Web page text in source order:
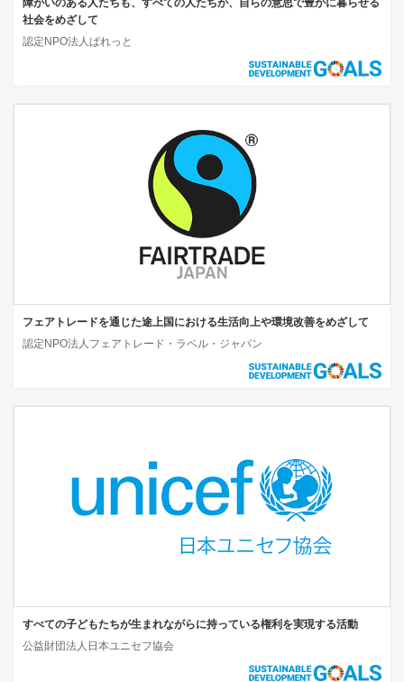
障がいのある人たちも、すべての人たちが、自らの意思で豊かに暮らせる
社会をめざして
認定NPO法人ぱれっと
フェアトレードを通じた途上国における生活向上や環境改善をめざして
認定NPO法人フェアトレード・ラベル・ジャパン
すべての子どもたちが生まれながらに持っている権利を実現する活動
公益財団法人日本ユニセフ協会